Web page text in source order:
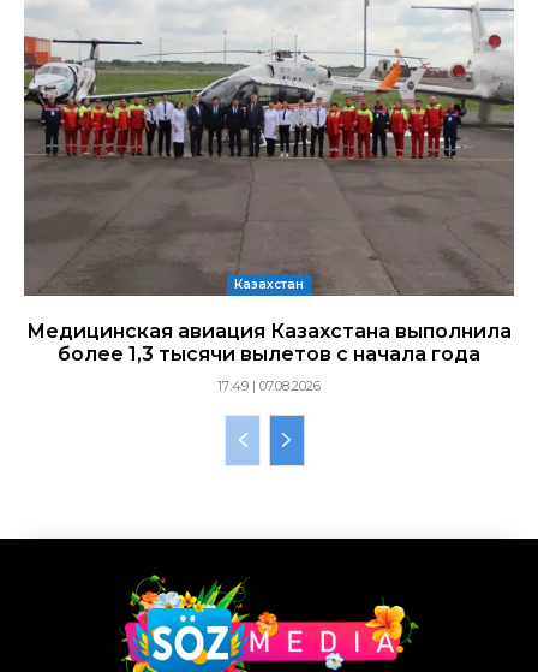
Казахстан
Медицинская авиация Казахстана выполнила
более 1,3 тысячи вылетов с начала года
17:49 | 07.08.2026